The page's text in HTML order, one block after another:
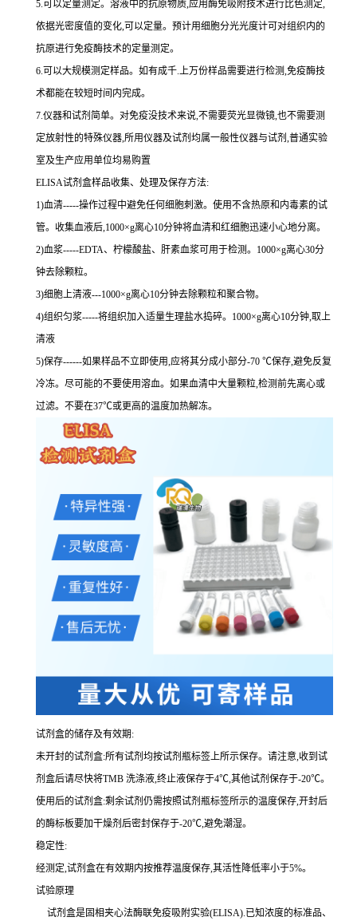
5.可以定量测定。溶液中的抗原物质,应用酶免吸附技术进行比色测定,
依据光密度值的变化,可以定量。预计用细胞分光光度计可对组织内的
抗原进行免疫酶技术的定量测定。
6.可以大规模测定样品。如有成千.上万份样品需要进行检测,免疫酶技
术都能在较短时间内完成。
7.仪器和试剂简单。对免疫没技术来说,不需要荧光显微镜,也不需要测
定放射性的特殊仪器,所用仪器及试剂均属一般性仪器与试剂,普通实验
室及生产应用单位均易购置
ELISA试剂盒样品收集、处理及保存方法:
1)血清-----操作过程中避免任何细胞刺激。使用不含热原和内毒素的试
管。收集血液后,1000×g离心10分钟将血清和红细胞迅速小心地分离。
2)血浆-----EDTA、柠檬酸盐、肝素血浆可用于检测。1000×g离心30分
钟去除颗粒。
3)细胞上清液---1000×g离心10分钟去除颗粒和聚合物。
4)组织匀浆-----将组织加入适量生理盐水捣碎。1000×g离心10分钟,取上
清液
5)保存------如果样品不立即使用,应将其分成小部分-70 ℃保存,避免反复
冷冻。尽可能的不要使用溶血。如果血清中大量颗粒,检测前先离心或
过滤。不要在37℃或更高的温度加热解冻。
试剂盒的储存及有效期:
未开封的试剂盒:所有试剂均按试剂瓶标签上所示保存。请注意,收到试
剂盒后请尽快将TMB 洗涤液,终止液保存于4℃,其他试剂保存于-20℃。
使用后的试剂盒:剩余试剂仍需按照试剂瓶标签所示的温度保存,开封后
的酶标板要加干燥剂后密封保存于-20℃,避免潮湿。
稳定性:
经测定,试剂盒在有效期内按推荐温度保存,其活性降低率小于5%。
试验原理
试剂盒是固相夹心法酶联免疫吸附实验(ELISA).已知浓度的标准品、